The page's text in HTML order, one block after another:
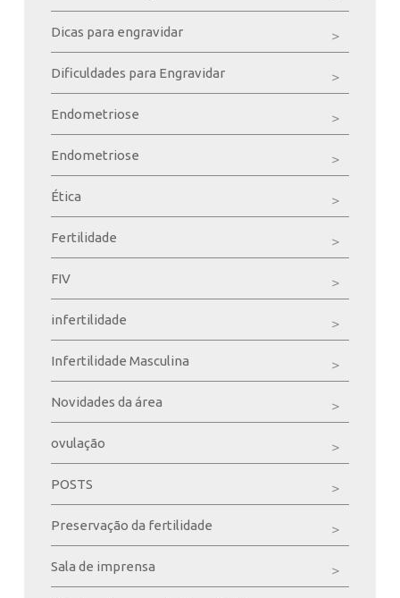
Dicas para engravidar
Dificuldades para Engravidar
Endometriose
Endometriose
Ética
Fertilidade
FIV
infertilidade
Infertilidade Masculina
Novidades da área
ovulação
POSTS
Preservação da fertilidade
Sala de imprensa